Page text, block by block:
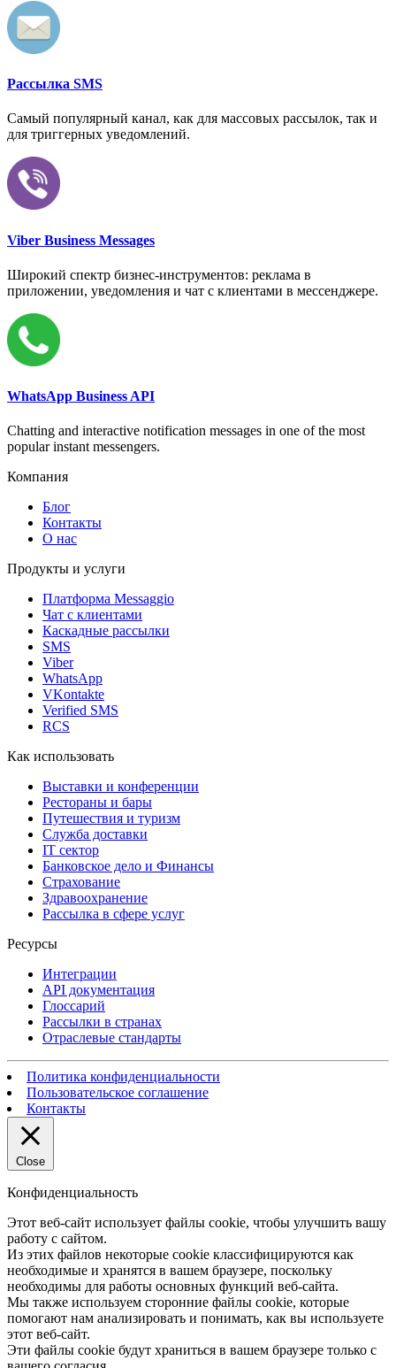
Рассылка SMS
Самый популярный канал, как для массовых рассылок, так и
для триггерных уведомлений.
Viber Business Messages
Широкий спектр бизнес-инструментов: реклама в
приложении, уведомления и чат с клиентами в мессенджере.
WhatsApp Business API
Chatting and interactive notification messages in one of the most
popular instant messengers.
Компания
Блог
Контакты
О нас
Продукты и услуги
Платформа Messaggio
Чат с клиентами
Каскадные рассылки
SMS
Viber
WhatsApp
VKontakte
Verified SMS
RCS
Как использовать
Выставки и конференции
Рестораны и бары
Путешествия и туризм
Служба доставки
IT сектор
Банковское дело и Финансы
Страхование
Здравоохранение
Рассылка в сфере услуг
Ресурсы
Интеграции
API документация
Глоссарий
Рассылки в странах
Отраслевые стандарты
Политика конфиденциальности
Пользовательское соглашение
Контакты
Close
Конфиденциальность
Этот веб-сайт использует файлы cookie, чтобы улучшить вашу
работу с сайтом.
Из этих файлов некоторые cookie классифицируются как
необходимые и хранятся в вашем браузере, поскольку
необходимы для работы основных функций веб-сайта.
Мы также используем сторонние файлы cookie, которые
помогают нам анализировать и понимать, как вы используете
этот веб-сайт.
Эти файлы cookie будут храниться в вашем браузере только с